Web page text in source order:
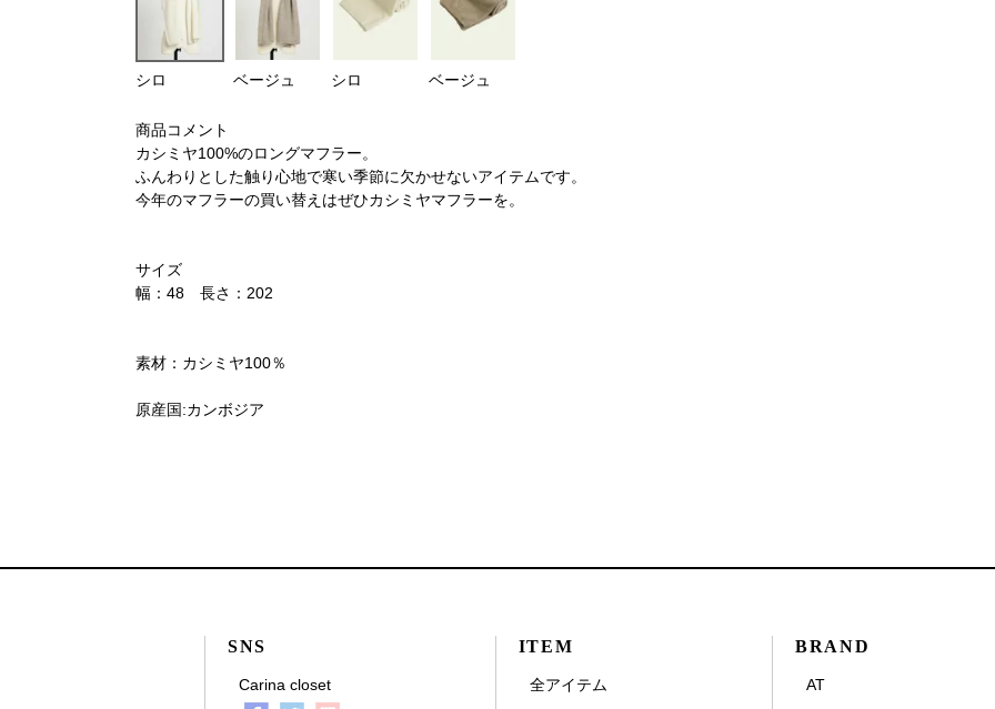
シロ ベージュ シロ ベージュ
商品コメント
カシミヤ100%のロングマフラー。
ふんわりとした触り心地で寒い季節に欠かせないアイテムです。
今年のマフラーの買い替えはぜひカシミヤマフラーを。
サイズ
幅：48 長さ：202
素材：カシミヤ100％
原産国:カンボジア
SNS
Carina closet
ITEM
全アイテム
BRAND
AT